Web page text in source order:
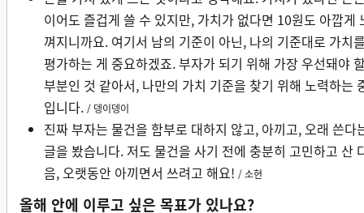
이어도 즐겁게 쓸 수 있지만, 가치가 없다면 10원도 아깝게
껴지니까요. 여기서 남의 기준이 아닌, 나의 기준대로 가치
평가하는 게 중요하겠죠. 부자가 되기 위해 가장 우선돼야
부분인 것 같아서, 나만의 가치 기준을 찾기 위해 노력하는
입니다. / 뎅이뎅이
진짜 부자는 물건을 함부로 대하지 않고, 아끼고, 오래 쓴다
글을 봤습니다. 저도 물건을 사기 전에 충분히 고민하고 산
음, 오랫동안 아끼면서 쓰려고 해요! / 소현
올해 안에 이루고 싶은 목표가 있나요?